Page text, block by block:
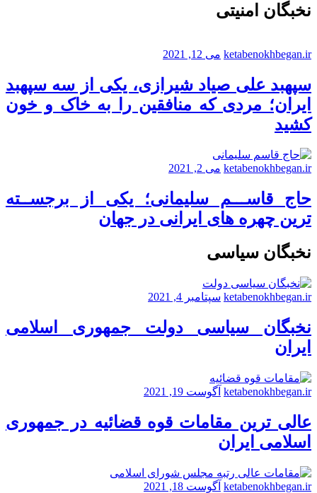
نخبگان امنیتی
ketabenokhbegan.ir می 12, 2021
سپهبد علی صیاد شیرازی، یکی از سه سپهبد
ایران؛ مردی که منافقین را به خاک و خون
کشید
ketabenokhbegan.ir می 2, 2021
حاج قاســـم سلیمانی؛ یکی از برجســته
ترین چهره های ایرانی در جهان
نخبگان سیاسی
ketabenokhbegan.ir سپتامبر 4, 2021
نخبگان سیاسی دولت جمهوری اسلامی
ایران
ketabenokhbegan.ir آگوست 19, 2021
عالی ترین مقامات قوه قضائیه در جمهوری
اسلامی ایران
ketabenokhbegan.ir آگوست 18, 2021